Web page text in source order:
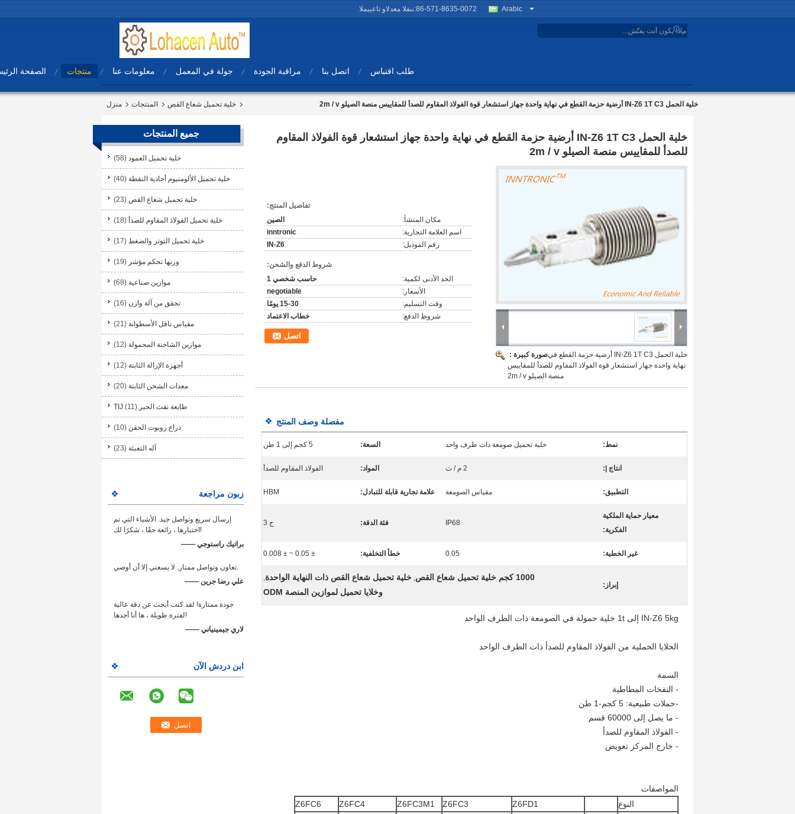
المبيعات والدعم الفنى:86-571-8635-0072 Arabic
search
الصفحة منتجات معلومات عنا جولة في المعمل مراقبة الجودة اتصل بنا طلب اقتباس
منزل المنتجات خلية تحميل شعاع القص خلية الحمل IN-Z6 1T C3 أرضية حزمة القطع في نهاية واحدة جهاز استشعار قوة الفولاذ المقاوم للصدأ للمقاييس منصة الصيلو 2m / v
جميع المنتجات
خلية تحميل العمود (58)
خلية تحميل الألومنيوم أحادية النقطة (40)
خلية تحميل شعاع القص (23)
خلية تحميل الفولاذ المقاوم للصدأ (18)
خلية تحميل التوتر والضغط (17)
وزنها تحكم مؤشر (19)
موازين صناعية (68)
تحقق من آلة وازن (16)
مقياس ناقل الأسطوانة (21)
موازين الشاحنة المحمولة (12)
أجهزة الإزالة الثابتة (12)
معدات الشحن الثابتة (20)
طابعة نفث الحبر TIJ (11)
ذراع روبوت الحقن (10)
آله التعبئة (23)
زبون مراجعة
إرسال سريع وتواصل جيد. الأشياء التي تم
اختبارها ، رائعة حقًا ، شكرًا لك!
—— براتيك راستوجي
تعاون وتواصل ممتاز. لا يسعني إلا أن أوصي.
—— علي رضا جرين
جودة ممتازة! لقد كنت أبحث عن دقة عالية
لفترة طويلة ، ها أنا أجدها!
—— لاري جيمينياني
ابن دردش الآن
خلية الحمل IN-Z6 1T C3 أرضية حزمة القطع في نهاية واحدة جهاز استشعار قوة الفولاذ المقاوم
للصدأ للمقاييس منصة الصيلو 2m / v
صورة كبيرة :خلية الحمل IN-Z6 1T C3 أرضية حزمة القطع في
نهاية واحدة جهاز استشعار قوة الفولاذ المقاوم للصدأ للمقاييس
منصة الصيلو 2m / v
تفاصيل المنتج:
مكان المنشأ:
الصين
اسم العلامة التجارية:
inntronic
رقم الموديل:
IN-Z6
شروط الدفع والشحن:
الحد الأدنى لكمية:
حاسب شخصي 1
الأسعار:
negotiable
وقت التسليم:
15-30 يومًا
شروط الدفع:
خطاب الاعتماد
اتصل
مفصلة وصف المنتج
نمط: خلية تحميل صومعة ذات طرف واحد السعة: 5 كجم إلى 1 طن
انتاج |: 2 م / ت المواد: الفولاذ المقاوم للصدأ
التطبيق: مقياس الصومعة علامة تجارية قابلة للتبادل: HBM
معيار حماية الملكية
الفكرية:
IP68 فئة الدقة: ج 3
غير الخطية: 0.05 خطأ التخلفية: ± 0.05 ~ ± 0.008
إبراز:
1000 كجم خلية تحميل شعاع القص , خلية تحميل شعاع القص ذات النهاية الواحدة,
وخلايا تحميل لموازين المنصة ODM
IN-Z6 5kg إلى 1t خلية حمولة في الصومعة ذات الطرف الواحد
الخلايا الحملية من الفولاذ المقاوم للصدأ ذات الطرف الواحد
السمة
- النفخات المطاطية
-حملات طبيعية: 5 كجم-1 طن
- ما يصل إلى 60000 قسم
- الفولاذ المقاوم للصدأ
- خارج المركز تعويض
المواصفات
النوع
Z6FD1
Z6FC3
Z6FC3M1
Z6FC4
Z6FC6